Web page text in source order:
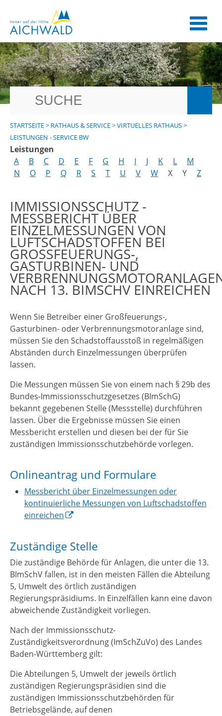
STARTSEITE> RATHAUS & SERVICE>VIRTUELLES RATHAUS>
LEISTUNGEN - SERVICE BW
Leistungen
A
B C D E F G H I J K L
M
N
O P Q R S T U V W X Y Z
IMMISSIONSSCHUTZ -
MESSBERICHT ÜBER
EINZELMESSUNGEN VON
LUFTSCHADSTOFFEN BEI
GROSSFEUERUNGS-, G
ASTURBINEN- UND V
ERBRENNUNGSMOTORANLAGEN
ACH 13. BIMSCHV EINREICHEN
Wenn Sie Betreiber einer Großfeuerungs-,
Gasturbinen- oder Verbrennungsmotoranlage sind,
müssen Sie den Schadstoffausstoß in regelmäßigen
Abständen durch Einzelmessungen überprüfen
lassen.
Die Messungen müssen Sie von einem nach § 29b des
Bundes-Immissionsschutzgesetzes (BImSchG)
bekannt gegebenen Stelle (Messstelle) durchführen
lassen. Über die Ergebnisse müssen Sie einen
Messbericht erstellen und diesen bei der für Sie
zuständigen Immissionsschutzbehörde vorlegen.
Onlineantrag und Formulare
Messbericht über Einzelmessungen oder
kontinuierliche Messungen von Luftschadstoffen
einreichen
Zuständige Stelle
Die zuständige Behörde für Anlagen, die unter die 13.
BImSchV fallen, ist in den meisten Fällen die Abteilung
5, Umwelt des örtlich zuständigen
Regierungspräsidiums. In Einzelfällen kann eine davon
abweichende Zuständigkeit vorliegen.
Nach der Immissionsschutz-
Zuständigkeitsverordnung (ImSchZuVo) des Landes
Baden-Württemberg gilt:
Die Abteilungen 5, Umwelt der jeweils örtlich
zuständigen Regierungspräsidien sind die
zuständigen Immissionsschutzbehörden für
Betriebsgelände, auf denen